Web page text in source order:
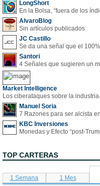
LongShort
En la Bolsa, “fuera de los
AlvaroBlog
Sin artículos publicados
JC Castillo
Santori
Market Intelligence
Manuel Soria
7 Razones para ser alcista
KBC Inversiones
TOP CARTERAS
1 Semana 1 Mes